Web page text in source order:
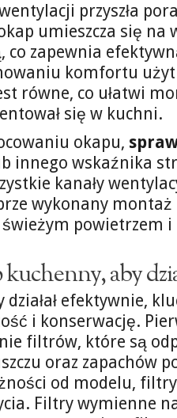
przyszła
umieszcza się na
co zapewnia
komfortu
równe, co ułatwi
się w kuchni.
okapu,
innego wskaźnika
kanały
wykonany
świeżym powietrzem
aby
efektywnie,
i konserwację.
filtrów, które są
oraz zapachów
od modelu,
Filtry wymienne